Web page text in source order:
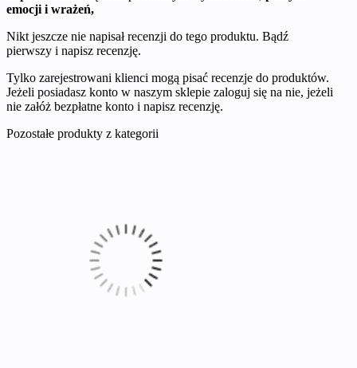
emocji i wrażeń,
Nikt jeszcze nie napisał recenzji do tego produktu. Bądź
pierwszy i napisz recenzję.
Tylko zarejestrowani klienci mogą pisać recenzje do produktów.
Jeżeli posiadasz konto w naszym sklepie zaloguj się na nie, jeżeli
nie załóż bezpłatne konto i napisz recenzję.
Pozostałe produkty z kategorii